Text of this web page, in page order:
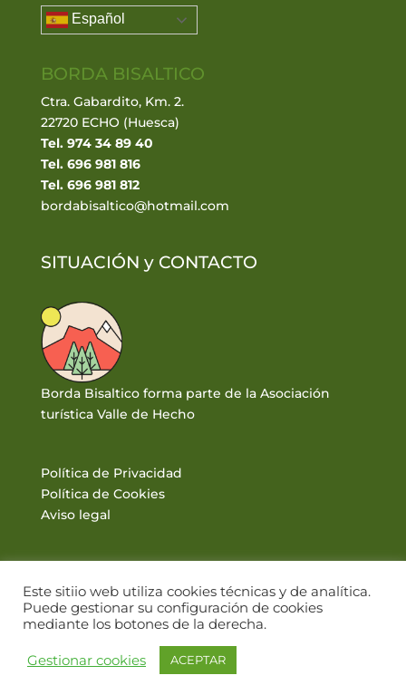
Español
BORDA BISALTICO
Ctra. Gabardito, Km. 2.
22720 ECHO (Huesca)
Tel. 974 34 89 40
Tel. 696 981 816
Tel. 696 981 812
bordabisaltico@hotmail.com
SITUACIÓN y CONTACTO
Borda Bisaltico forma parte de la Asociación
turística Valle de Hecho
Política de Privacidad
Política de Cookies
Aviso legal
© BORDA BISALTICO 2017. VALLE DE HECHO · PIRINEOS |
DISEÑO WEB: WWW.PIRINEUM.ES
Este sitiio web utiliza cookies técnicas y de analítica.
Puede gestionar su configuración de cookies
mediante los botones de la derecha.
Gestionar cookies ACEPTAR